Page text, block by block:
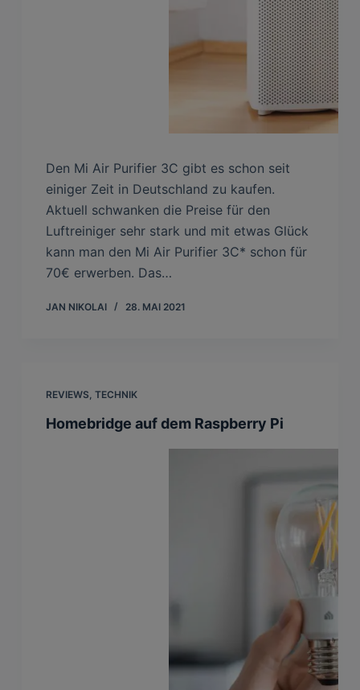
Den Mi Air Purifier 3C gibt es schon seit
einiger Zeit in Deutschland zu kaufen.
Aktuell schwanken die Preise für den
Luftreiniger sehr stark und mit etwas Glück
kann man den Mi Air Purifier 3C* schon für
70€ erwerben. Das…
JAN NIKOLAI 28. MAI 2021
REVIEWS TECHNIK
Homebridge auf dem Raspberry Pi